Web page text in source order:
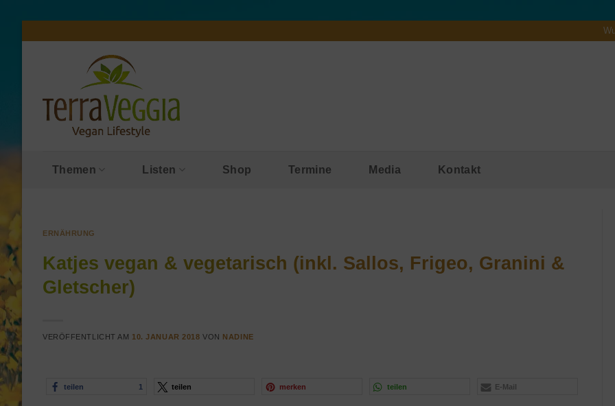
Themen Listen Shop Termine Media Kontakt
ERNÄHRUNG
Katjes vegan & vegetarisch (inkl. Sallos, Frigeo, Granini &
Gletscher)
VERÖFFENTLICHT AM 10. JANUAR 2018 VON NADINE
teilen 1 teilen merken teilen E-Mail